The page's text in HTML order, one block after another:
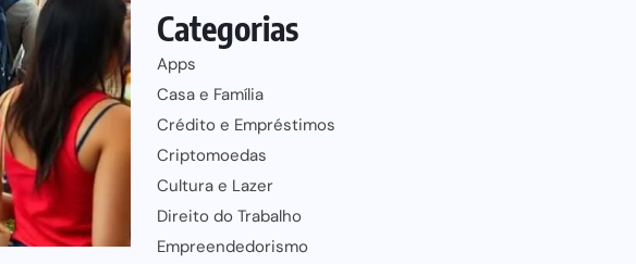
Categorias
Apps
Casa e Família
Crédito e Empréstimos
Criptomoedas
Cultura e Lazer
Direito do Trabalho
Empreendedorismo